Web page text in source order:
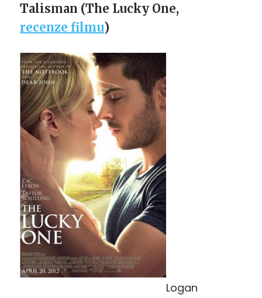
Talisman (The Lucky One,
recenze filmu)
Logan